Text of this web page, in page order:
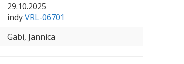
29.10.2025
indyVRL-06701
Gabi, Jannica